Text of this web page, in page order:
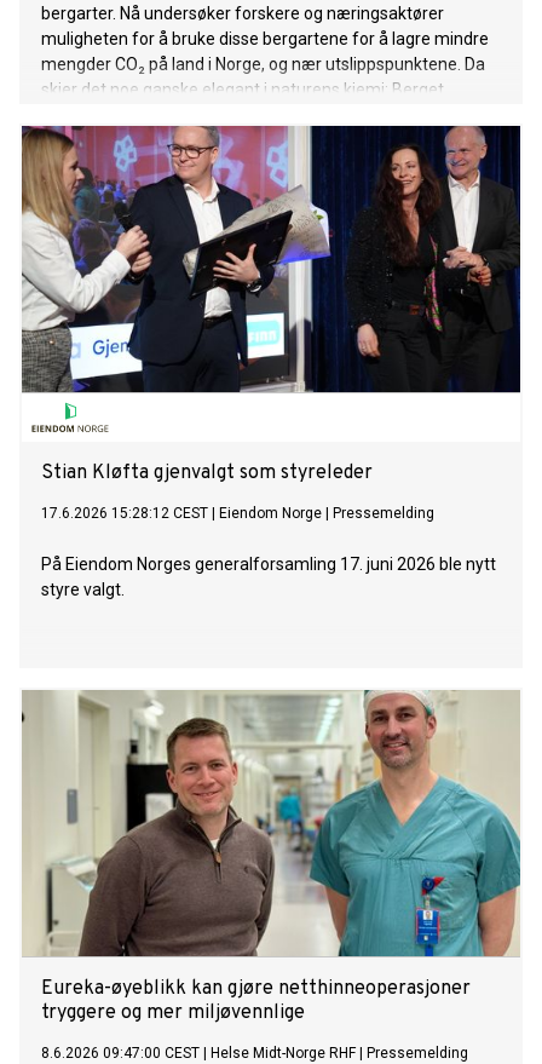
bergarter. Nå undersøker forskere og næringsaktører
muligheten for å bruke disse bergartene for å lagre mindre
mengder CO₂ på land i Norge, og nær utslippspunktene. Da
skjer det noe ganske elegant i naturens kjemi: Berget
Stian Kløfta gjenvalgt som styreleder
17.6.2026 15:28:12 CEST Eiendom Norge Pressemelding
På Eiendom Norges generalforsamling 17. juni 2026 ble nytt
styre valgt.
Eureka-øyeblikk kan gjøre netthinneoperasjoner
tryggere og mer miljøvennlige
8.6.2026 09:47:00 CEST Helse Midt-Norge RHF| Pressemelding